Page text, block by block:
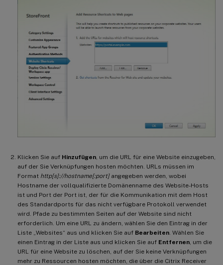
Klicken Sie auf Hinzufügen , um die URL für eine Website einzugeben,
auf der Sie Verknüpfungen hosten möchten. URLs müssen im
Format http[s]://hostname[:port]angegeben werden, wobei
Hostname der vollqualifizierte Domänenname des Website-Hosts
ist und Port der Port ist, der für die Kommunikation mit dem Host
des Standardports für das nicht verfügbare Protokoll verwendet
wird. Pfade zu bestimmten Seiten auf der Website sind nicht
erforderlich. Um eine URL zu ändern, wählen Sie den Eintrag in der
Liste „Websites“ aus und klicken Sie auf Bearbeiten . Wählen Sie
einen Eintrag in der Liste aus und klicken Sie auf Entfernen , um die
URL für eine Website zu löschen, auf der Sie keine Verknüpfungen
mehr zu Ressourcen hosten möchten, die über die Citrix Receiver